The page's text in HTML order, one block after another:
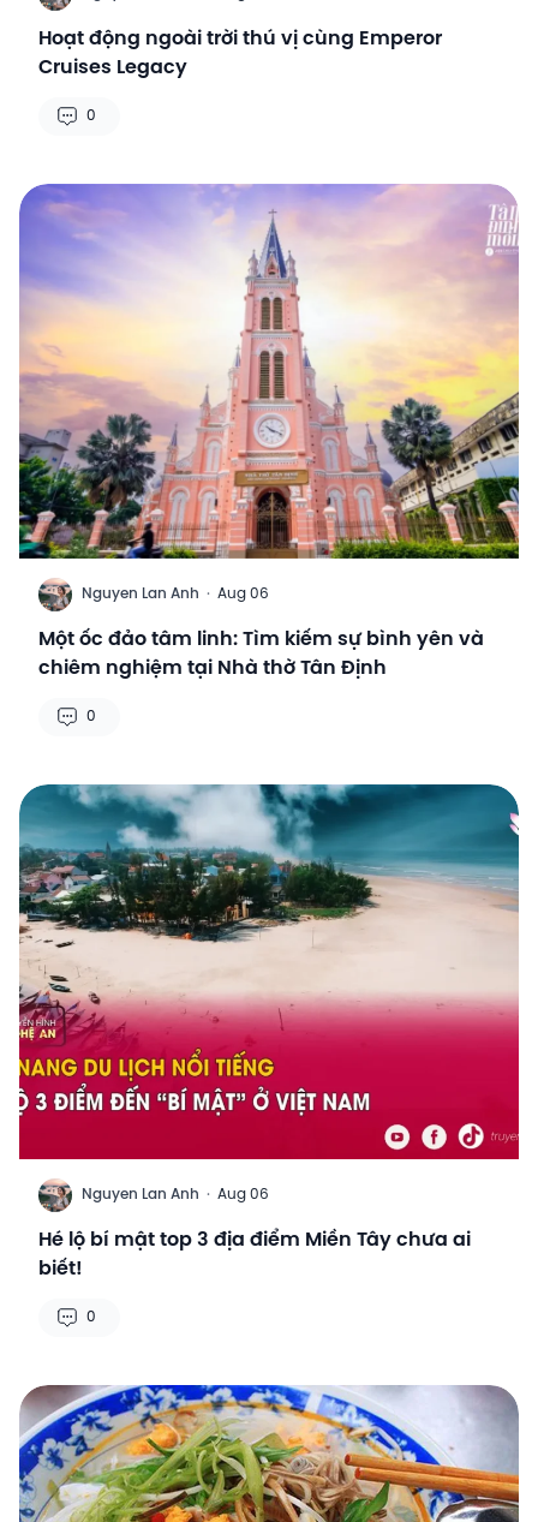
Hoạt động ngoài trời thú vị cùng Emperor
Cruises Legacy
0
N Nguyen Lan Anh · Aug 06
Một ốc đảo tâm linh: Tìm kiếm sự bình yên và
chiêm nghiệm tại Nhà thờ Tân Định
0
N Nguyen Lan Anh · Aug 06
Hé lộ bí mật top 3 địa điểm Miền Tây chưa ai
biết!
0